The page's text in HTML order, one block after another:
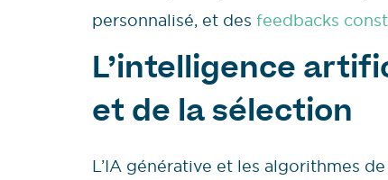
personnalisé, et des feedbacks
L’intelligence
et de la sélection
L’IA générative et les algorithmes